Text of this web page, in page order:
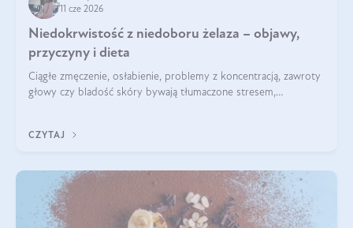
11 cze 2026
Niedokrwistość z niedoboru żelaza – objawy,
przyczyny i dieta
Ciągłe zmęczenie, osłabienie, problemy z koncentracją, zawroty
głowy czy bladość skóry bywają tłumaczone stresem,
CZYTAJ